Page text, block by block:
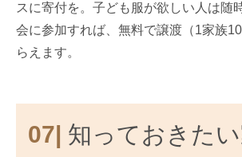
スに寄付を。子ども服が欲しい人は随
会に参加すれば、無料で譲渡（1家族
らえます。
07| 知っておきた